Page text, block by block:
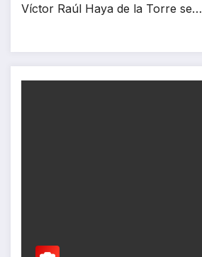
Víctor Raúl Haya de la Torre se…